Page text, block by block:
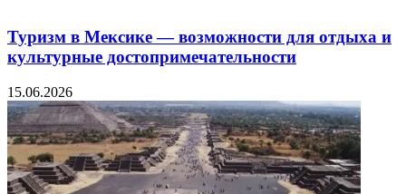
Туризм в Мексике — возможности для отдыха и
культурные достопримечательности
15.06.2026